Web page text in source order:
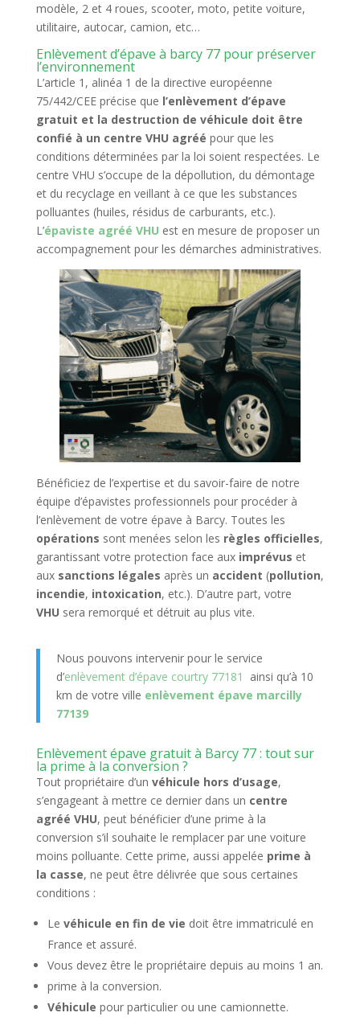
modèle, 2 et 4 roues, scooter, moto, petite voiture,
utilitaire, autocar, camion, etc…
Enlèvement d’épave à barcy 77 pour préserver
l’environnement
L’article 1, alinéa 1 de la directive européenne
75/442/CEE précise que l’enlèvement d’épave
gratuit et la destruction de véhicule doit être
confié à un centre VHU agréé pour que les
conditions déterminées par la loi soient respectées. Le
centre VHU s’occupe de la dépollution, du démontage
et du recyclage en veillant à ce que les substances
polluantes (huiles, résidus de carburants, etc.).
L’épaviste agréé VHU est en mesure de proposer un
accompagnement pour les démarches administratives.
Bénéficiez de l’expertise et du savoir-faire de notre
équipe d’épavistes professionnels pour procéder à
l’enlèvement de votre épave à Barcy. Toutes les
opérations sont menées selon les règles officielles,
garantissant votre protection face aux imprévus et
aux sanctions légales après un accident (pollution,
incendie, intoxication, etc.). D’autre part, votre
VHU sera remorqué et détruit au plus vite.
Nous pouvons intervenir pour le service
d’enlèvement d’épave courtry 77181 ainsi qu’à 10
km de votre ville enlèvement épave marcilly
77139
Enlèvement épave gratuit à Barcy 77 : tout sur
la prime à la conversion ?
Tout propriétaire d’un véhicule hors d’usage,
s’engageant à mettre ce dernier dans un centre
agréé VHU, peut bénéficier d’une prime à la
conversion s’il souhaite le remplacer par une voiture
moins polluante. Cette prime, aussi appelée prime à
la casse, ne peut être délivrée que sous certaines
conditions :
Le véhicule en fin de vie doit être immatriculé en
France et assuré.
Vous devez être le propriétaire depuis au moins 1 an.
prime à la conversion.
Véhicule pour particulier ou une camionnette.